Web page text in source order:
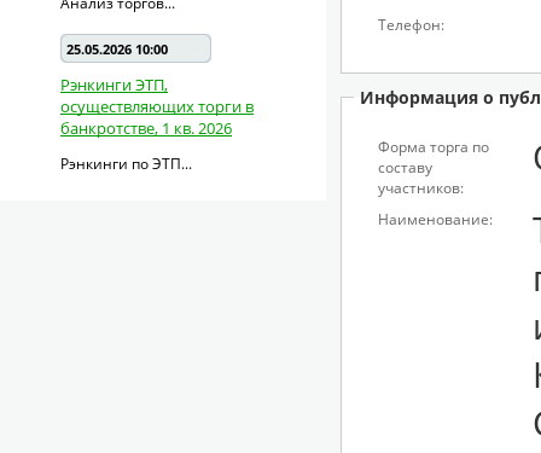
25.05.2026 10:00
Рэнкинги ЭТП,
осуществляющих торги в
банкротстве, 1 кв. 2026
Рэнкинги по ЭТП...
Телефон:
Информация о
Форма торга по
составу
участников:
Наименование: